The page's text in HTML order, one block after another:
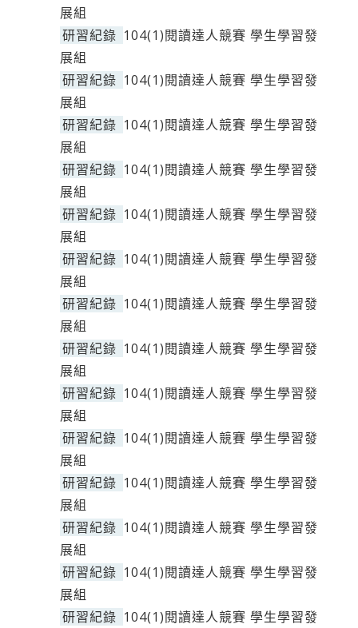
展組
研習紀錄 104(1)閱讀達人競賽 學生學習發
展組
研習紀錄 104(1)閱讀達人競賽 學生學習發
展組
研習紀錄 104(1)閱讀達人競賽 學生學習發
展組
研習紀錄 104(1)閱讀達人競賽 學生學習發
展組
研習紀錄 104(1)閱讀達人競賽 學生學習發
展組
研習紀錄 104(1)閱讀達人競賽 學生學習發
展組
研習紀錄 104(1)閱讀達人競賽 學生學習發
展組
研習紀錄 104(1)閱讀達人競賽 學生學習發
展組
研習紀錄 104(1)閱讀達人競賽 學生學習發
展組
研習紀錄 104(1)閱讀達人競賽 學生學習發
展組
研習紀錄 104(1)閱讀達人競賽 學生學習發
展組
研習紀錄 104(1)閱讀達人競賽 學生學習發
展組
研習紀錄 104(1)閱讀達人競賽 學生學習發
展組
研習紀錄 104(1)閱讀達人競賽 學生學習發